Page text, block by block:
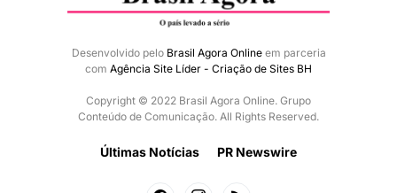
Desenvolvido pelo Brasil Agora Onlineem parceria
com Agência Site Líder - Criação de Sites BH
Copyright © 2022 Brasil Agora Online. Grupo
Conteúdo de Comunicação. All Rights Reserved.
Últimas Notícias PR Newswire